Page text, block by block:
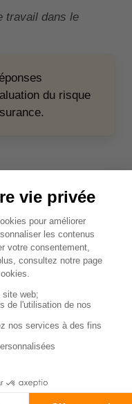
travail dans le
du risque
la bonne
en tant
spécifique, étant
Voici les étapes
tenant compte des